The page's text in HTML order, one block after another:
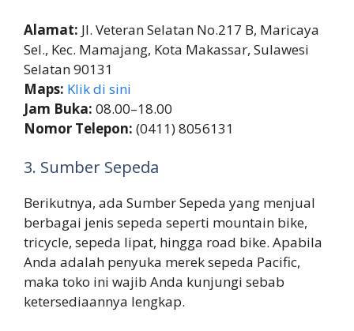
Alamat: Jl. Veteran Selatan No.217 B, Maricaya
Sel., Kec. Mamajang, Kota Makassar, Sulawesi
Selatan 90131
Maps: Klik di sini
Jam Buka: 08.00–18.00
Nomor Telepon: (0411) 8056131
3. Sumber Sepeda
Berikutnya, ada Sumber Sepeda yang menjual
berbagai jenis sepeda seperti mountain bike,
tricycle, sepeda lipat, hingga road bike. Apabila
Anda adalah penyuka merek sepeda Pacific,
maka toko ini wajib Anda kunjungi sebab
ketersediaannya lengkap.